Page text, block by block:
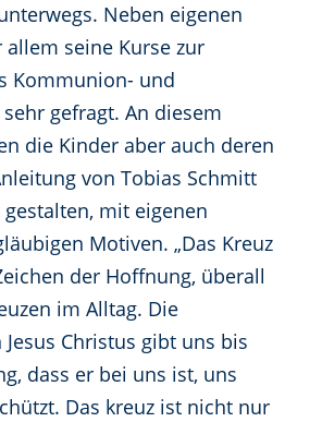
Neben eigenen
seine Kurse zur
Kommunion- und
gefragt. An diesem
die Kinder aber auch deren
von Tobias Schmitt
mit eigenen
Motiven. „Das Kreuz
der Hoffnung, überall
im Alltag. Die
Christus gibt uns bis
dass er bei uns ist, uns
Das kreuz ist nicht nur